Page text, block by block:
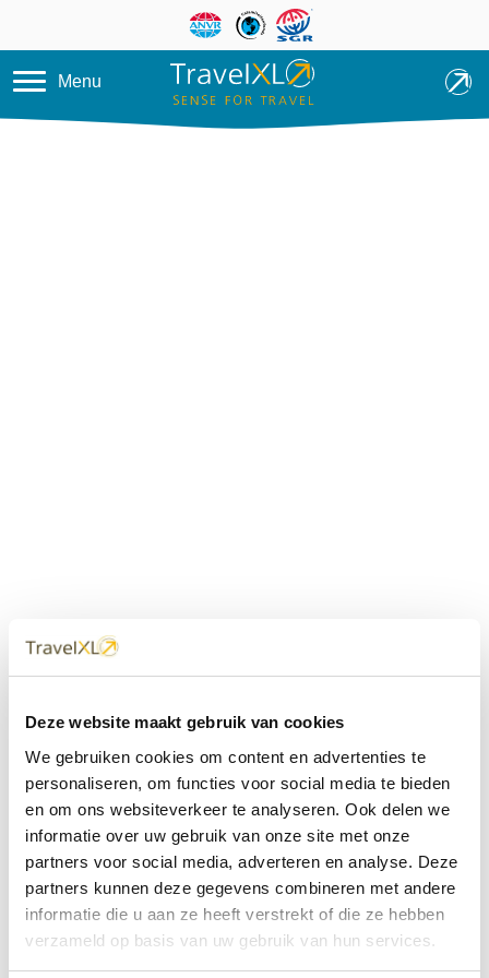
Deze website maakt gebruik van cookies
We gebruiken cookies om content en advertenties te
personaliseren, om functies voor social media te bieden
en om ons websiteverkeer te analyseren. Ook delen we
informatie over uw gebruik van onze site met onze
partners voor social media, adverteren en analyse. Deze
partners kunnen deze gegevens combineren met andere
informatie die u aan ze heeft verstrekt of die ze hebben
verzameld op basis van uw gebruik van hun services.
Overslaan en naar de inhoud
Menu
dichtbij
Met 60+ verkooppunten in Nederland en België staan wij
met onze XL Travelcenters, mobiele reisadviseurs van
TravelXL@Home en deze website altijd voor uw vakantie
klaar.
• Ontzorgen van A-Z • Onafhankelijk advies • Maatwerk •
Bespaar tijd en stress
TravelXLreisbureau's